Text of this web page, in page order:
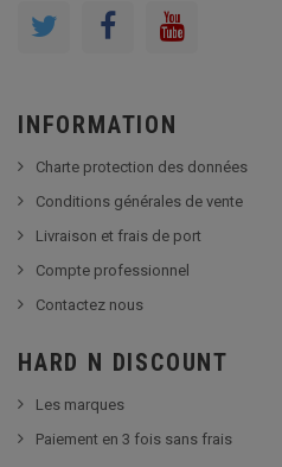
INFORMATION
Charte protection des données
Conditions générales de vente
Livraison et frais de port
Compte professionnel
Contactez nous
HARD N DISCOUNT
Les marques
Paiement en 3 fois sans frais